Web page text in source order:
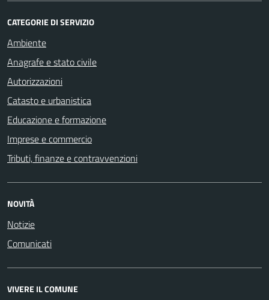
CATEGORIE DI SERVIZIO
Ambiente
Anagrafe e stato civile
Autorizzazioni
Catasto e urbanistica
Educazione e formazione
Imprese e commercio
Tributi, finanze e contravvenzioni
NOVITÀ
Notizie
Comunicati
VIVERE IL COMUNE